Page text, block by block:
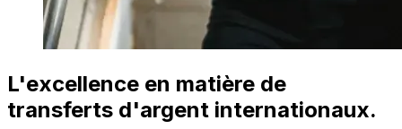
L'excellence en matière de
transferts d'argent internationaux.